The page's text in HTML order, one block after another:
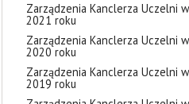
Zarządzenia Kanclerza Uczelni w
2021 roku
Zarządzenia Kanclerza Uczelni w
2020 roku
Zarządzenia Kanclerza Uczelni w
2019 roku